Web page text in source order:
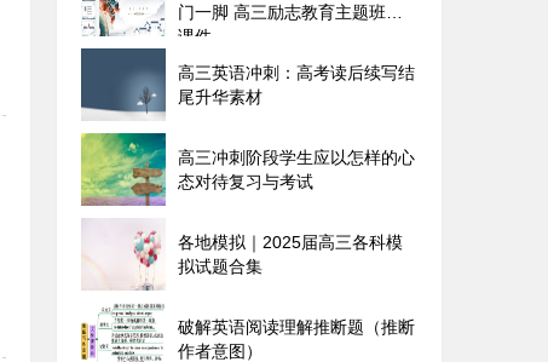
门一脚 高三励志教育主题班会
课件
高三英语冲刺：高考读后续写结
尾升华素材
高三冲刺阶段学生应以怎样的心
态对待复习与考试
各地模拟｜2025届高三各科模
拟试题合集
破解英语阅读理解推断题（推断
作者意图）